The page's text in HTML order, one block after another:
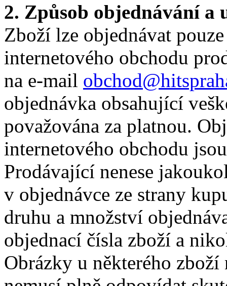
2. Způsob objednávání a
Zboží lze objednávat
internetového obchodu
na e-mail
objednávka obsahující
považována za platnou.
internetového obchodu
Prodávající nenese
v objednávce ze strany
druhu a množství
objednací čísla zboží a
Obrázky u některého